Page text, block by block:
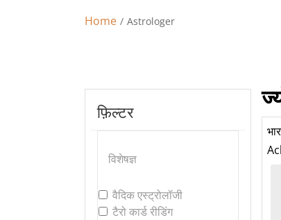
Home Astrologer
फ़िल्टर
विशेषज्ञ
वैदिक एस्ट्रोलॉजी
टैरो कार्ड रीडिंग